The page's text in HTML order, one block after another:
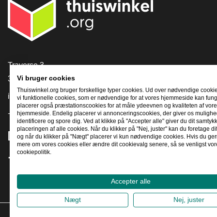
[_General:Contact]
Traverse 3
3905 NL Veenendaal
info@thuiswinkel.org
+31 (0)318 64 85 75
[_General:SocialMediaTitle]
Vi bruger cookies
Thuiswinkel.org bruger forskellige typer cookies. Ud over nødvendige
vi funktionelle cookies, som er nødvendige for at vores hjemmeside kan
placerer også præstationscookies for at måle ydeevnen og kvaliteten af
hjemmeside. Endelig placerer vi annonceringscookies, der giver os
identificere og spore dig. Ved at klikke på "Accepter alle" giver du dit
placeringen af ​​alle cookies. Når du klikker på "Nej, juster" kan du foretage
og når du klikker på "Nægt" placerer vi kun nødvendige cookies. Hvis du
mere om vores cookies eller ændre dit cookievalg senere, så se venligst
cookiepolitik.
Accepter alle
Nægt Nej, juster